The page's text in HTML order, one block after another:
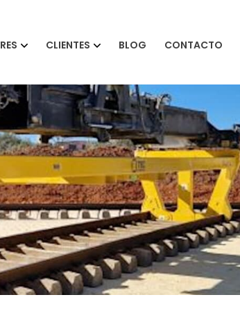
CLIENTES BLOG CONTACTO